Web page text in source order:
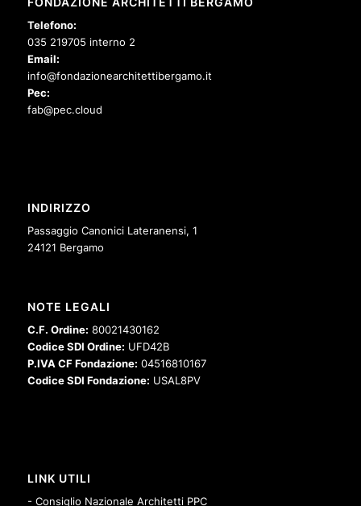
Telefono:
035 219705 interno 2
Email:
info@fondazionearchitettibergamo.it
Pec:
fab@pec.cloud
INDIRIZZO
Passaggio Canonici Lateranensi, 1
24121 Bergamo
NOTE LEGALI
C.F. Ordine: 80021430162
Codice SDI Ordine: UFD42B
P.IVA CF Fondazione: 04516810167
Codice SDI Fondazione: USAL8PV
LINK UTILI
- Consiglio Nazionale Architetti PPC